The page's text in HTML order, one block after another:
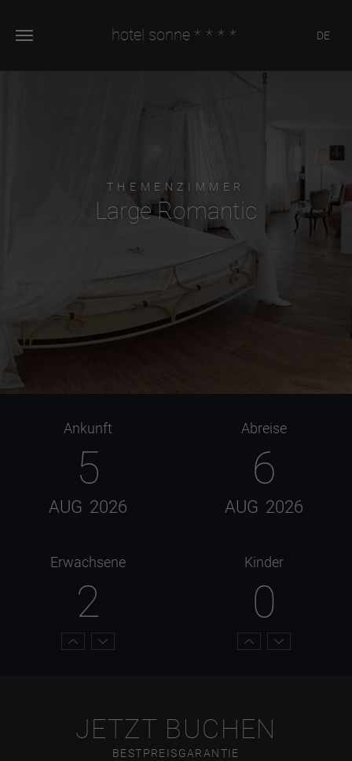
hotel sonne **** DE
THEMENZIMMER
Large Romantic
Ankunft
5
AUG 2026
Abreise
6
AUG 2026
Erwachsene
2
Kinder
0
JETZT BUCHEN
BESTPREISGARANTIE